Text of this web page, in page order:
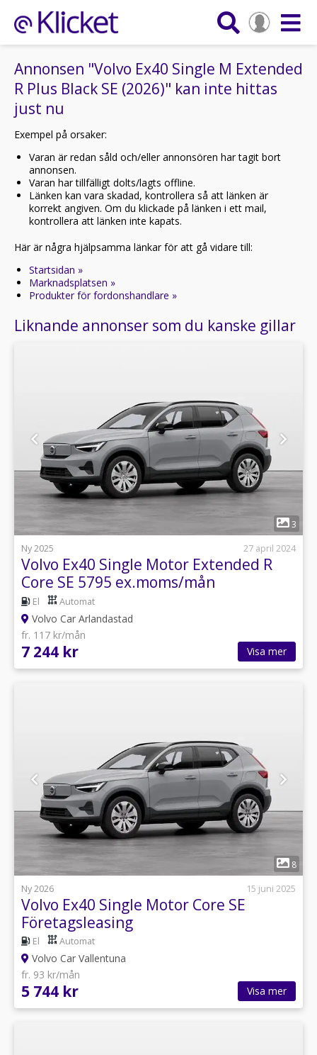
Annonsen "Volvo Ex40 Single M Extended
R Plus Black SE (2026)" kan inte hittas
just nu
Exempel på orsaker:
Varan är redan såld och/eller annonsören har tagit bort
annonsen.
Varan har tillfälligt dolts/lagts offline.
Länken kan vara skadad, kontrollera så att länken är
korrekt angiven. Om du klickade på länken i ett mail,
kontrollera att länken inte kapats.
Här är några hjälpsamma länkar för att gå vidare till:
Startsidan »
Marknadsplatsen »
Produkter för fordonshandlare »
Liknande annonser som du kanske gillar
3
Ny 2025
27 april 2024
Volvo Ex40 Single Motor Extended R
Core SE 5795 ex.moms/mån
El Automat
Volvo Car Arlandastad
fr. 117 kr/mån
7 244 kr Visa mer
8
Ny 2026
15 juni 2025
Volvo Ex40 Single Motor Core SE
Företagsleasing
El Automat
Volvo Car Vallentuna
fr. 93 kr/mån
5 744 kr Visa mer